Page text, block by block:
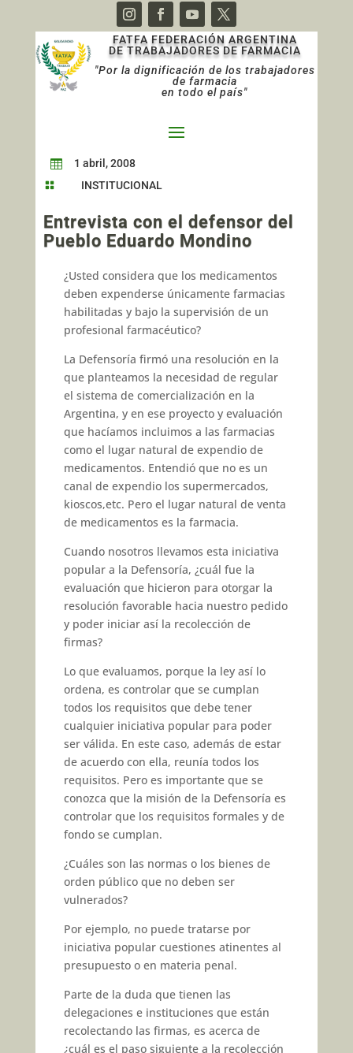
FATFA FEDERACIÓN ARGENTINA
DE TRABAJADORES DE FARMACIA
"Por la dignificación de los trabajadores
de farmacia
en todo el país"
 1 abril, 2008
 INSTITUCIONAL
Entrevista con el defensor del
Pueblo Eduardo Mondino
¿Usted considera que los medicamentos
deben expenderse únicamente farmacias
habilitadas y bajo la supervisión de un
profesional farmacéutico?
La Defensoría firmó una resolución en la
que planteamos la necesidad de regular
el sistema de comercialización en la
Argentina, y en ese proyecto y evaluación
que hacíamos incluimos a las farmacias
como el lugar natural de expendio de
medicamentos. Entendió que no es un
canal de expendio los supermercados,
kioscos,etc. Pero el lugar natural de venta
de medicamentos es la farmacia.
Cuando nosotros llevamos esta iniciativa
popular a la Defensoría, ¿cuál fue la
evaluación que hicieron para otorgar la
resolución favorable hacia nuestro pedido
y poder iniciar así la recolección de
firmas?
Lo que evaluamos, porque la ley así lo
ordena, es controlar que se cumplan
todos los requisitos que debe tener
cualquier iniciativa popular para poder
ser válida. En este caso, además de estar
de acuerdo con ella, reunía todos los
requisitos. Pero es importante que se
conozca que la misión de la Defensoría es
controlar que los requisitos formales y de
fondo se cumplan.
¿Cuáles son las normas o los bienes de
orden público que no deben ser
vulnerados?
Por ejemplo, no puede tratarse por
iniciativa popular cuestiones atinentes al
presupuesto o en materia penal.
Parte de la duda que tienen las
delegaciones e instituciones que están
recolectando las firmas, es acerca de
¿cuál es el paso siguiente a la recolección